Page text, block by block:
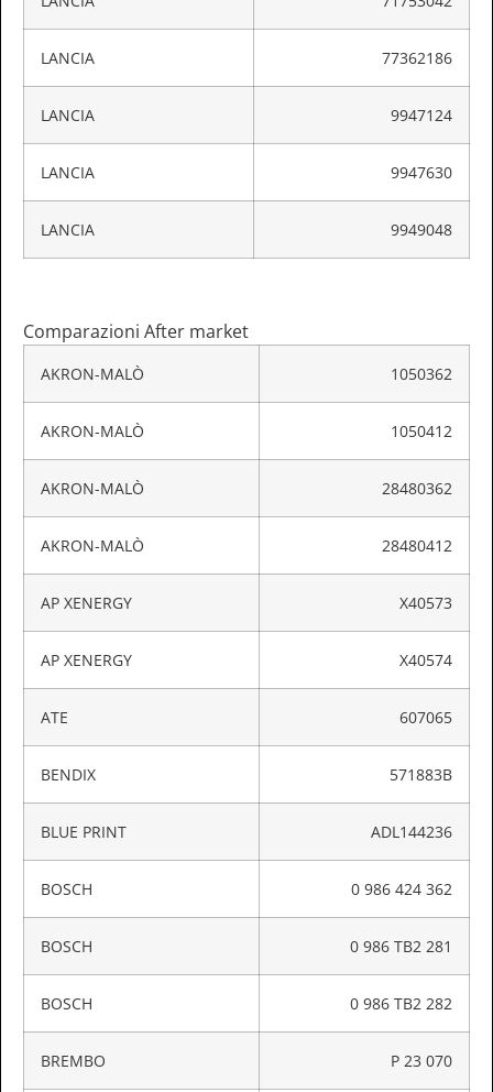
LANCIA 77362186
LANCIA 9947124
LANCIA 9947630
LANCIA 9949048
Comparazioni After market
AKRON-MALÒ 1050362
AKRON-MALÒ 1050412
AKRON-MALÒ 28480362
AKRON-MALÒ 28480412
AP XENERGY X40573
AP XENERGY X40574
ATE 607065
BENDIX 571883B
BLUE PRINT ADL144236
BOSCH 0 986 424 362
BOSCH 0 986 TB2 281
BOSCH 0 986 TB2 282
BREMBO P 23 070